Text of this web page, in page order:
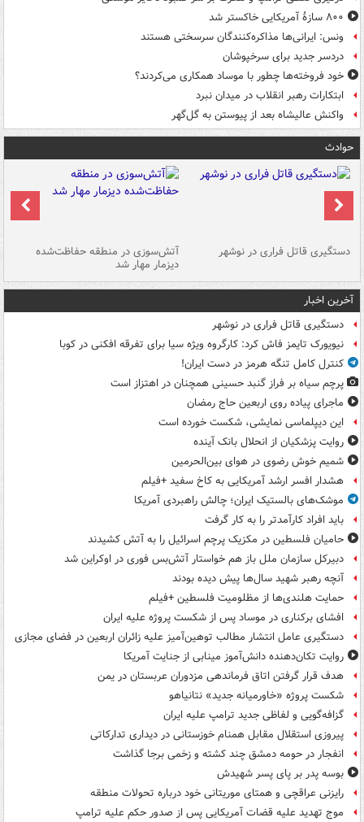
۸۰۰ سازۀ آمریکایی خاکستر شد
ونس: ایرانی‌ها مذاکره‌کنندگان سرسختی هستند
دردسر جدید برای سرخپوشان
خود فروخته‌ها چطور با موساد همکاری می‌کردند؟
ابتکارات رهبر انقلاب در میدان نبرد
واکنش عالیشاه بعد از پیوستن به گل‌گهر
حوادث
دستگیری قاتل فراری در نوشهر آتش‌سوزی در منطقه حفاظت‌شده
دیزمار مهار شد
آخرین اخبار
دستگیری قاتل فراری در نوشهر
نیویورک تایمز فاش کرد: کارگروه ویژه سیا برای تفرقه افکنی در کوبا
کنترل کامل تنگه هرمز در دست ایران!
پرچم سیاه بر فراز گنبد حسینی همچنان در اهتزاز است
ماجرای پیاده روی اربعین حاج رمضان
این دیپلماسی نمایشی، شکست خورده است
روایت پزشکیان از انحلال بانک آینده
شمیم خوش رضوی در هوای بین‌الحرمین
هشدار افسر ارشد آمریکایی به کاخ سفید +فیلم
موشک‌های بالستیک ایران؛ چالش راهبردی آمریکا
باید افراد کارآمدتر را به کار گرفت
حامیان فلسطین در مکزیک پرچم اسرائیل را به آتش کشیدند
دبیرکل سازمان ملل باز هم خواستار آتش‌بس فوری در اوکراین شد
آنچه رهبر شهید سال‌ها پیش دیده بودند
حمایت هلندی‌ها از مظلومیت فلسطین +فیلم
افشای برکناری در موساد پس از شکست پروژه علیه ایران
دستگیری عامل انتشار مطالب توهین‌آمیز علیه زائران اربعین در فضای مجازی
روایت تکان‌دهنده دانش‌آموز مینابی از جنایت آمریکا
هدف قرار گرفتن اتاق‌ فرماندهی مزدوران عربستان در یمن
شکست پروژه «خاورمیانه جدید» نتانیاهو
گزافه‌گویی و لفاظی جدید ترامپ علیه ایران
پیروزی استقلال مقابل همنام خوزستانی در دیداری تدارکاتی
انفجار در حومه دمشق چند کشته و زخمی برجا گذاشت
بوسه‌ پدر بر پای پسر شهیدش
رایزنی عراقچی و همتای موریتانی خود درباره تحولات منطقه
موج تهدید علیه قضات آمریکایی پس از صدور حکم علیه ترامپ